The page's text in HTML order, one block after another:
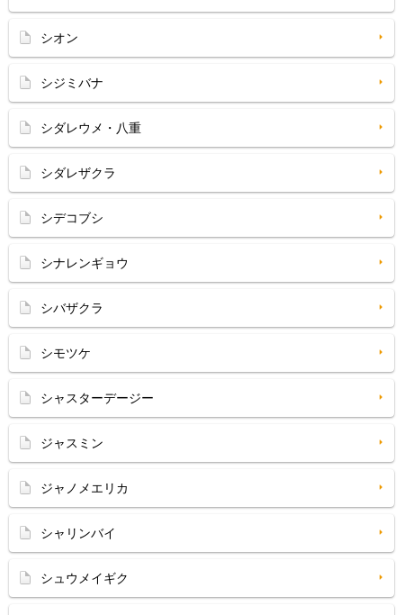
シオン
シジミバナ
シダレウメ・八重
シダレザクラ
シデコブシ
シナレンギョウ
シバザクラ
シモツケ
シャスターデージー
ジャスミン
ジャノメエリカ
シャリンバイ
シュウメイギク